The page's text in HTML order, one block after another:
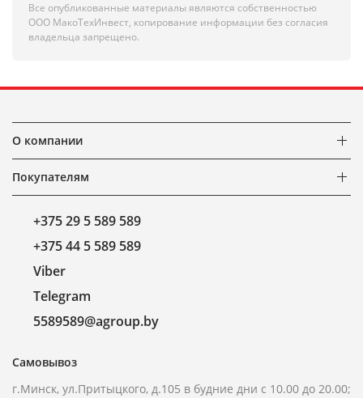
Все опубликованные материалы являются собственностью
ООО МакоТехИнвест, копирование информации без согласия
владельца запрещено.
О компании
Покупателям
+375 29 5 589 589
+375 44 5 589 589
Viber
Telegram
5589589@agroup.by
Самовывоз
г.Минск, ул.Притыцкого, д.105 в будние дни с 10.00 до 20.00;